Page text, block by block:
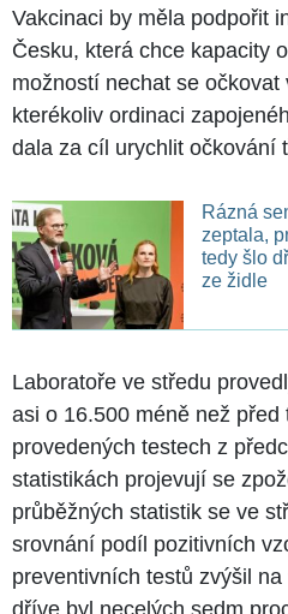
Vakcinaci by měla podpořit
Česku, která chce kapacity
možností nechat se
kterékoliv ordinaci
dala za cíl urychlit očkování
Rázná
zeptala,
tedy šlo
ze židle
Laboratoře ve středu
asi o 16.500 méně než před
provedených testech z
statistikách projevují se
průběžných statistik se ve
srovnání podíl pozitivních
preventivních testů zvýšil
dříve byl necelých sedm